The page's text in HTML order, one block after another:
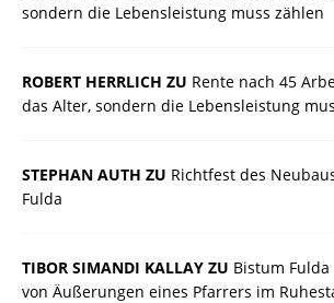
sondern die Lebensleistung muss zählen
ROBERT HERRLICH ZU Rente nach 45
das Alter, sondern die Lebensleistung
STEPHAN AUTH ZU Richtfest des
Fulda
TIBOR SIMANDI KALLAY ZU Bistum
von Äußerungen eines Pfarrers im